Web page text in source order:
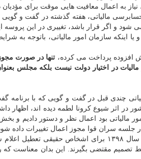
به اعمال معافیت هایی موقت برای مؤدیان
مالیاتی، هفته گذشته در گفت و گویی
شود و اگر قرار باشد، تغییری در این پروسه
و یا اینكه سازمان امور مالیاتی، باتوجه
افزوده پرداخت می كرده،
در اختیار دولت نیست بلكه مجلس
چندی قبل در گفت و گویی كه با
در اثر شیوع كرونا لطمه دیده اند، اظهار
مالیاتی بود اعمال نظر و دستور دادیم و
جلسه سران قوا مجوز اعمال تغییرات داده
وی اضافه كرد: بحث هیأت های حل اختلاف در سال ۱۳۹۸